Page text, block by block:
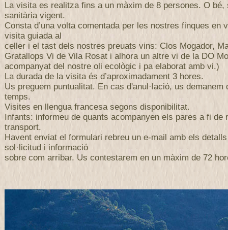
La visita es realitza fins a un màxim de 8 persones. O bé,
sanitària vigent.
Consta d’una volta comentada per les nostres finques en
visita guiada al
celler i el tast dels nostres preuats vins: Clos Mogador,
Gratallops Vi de Vila Rosat i alhora un altre vi de la DO
acompanyat del nostre oli ecològic i pa elaborat amb vi.)
La durada de la visita és d’aproximadament 3 hores.
Us preguem puntualitat. En cas d'anul·lació, us demanem
temps.
Visites en llengua francesa segons disponibilitat.
Infants: informeu de quants acompanyen els pares a fi de
transport.
Havent enviat el formulari rebreu un e-mail amb els
sol·licitud i informació
sobre com arribar. Us contestarem en un màxim de 72